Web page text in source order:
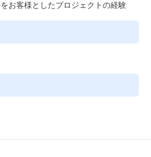
お客様としたプロジェクトの経験